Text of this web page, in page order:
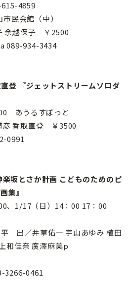
4859
民会館（中）
余越保子 ￥2500
089-934-3434
登 『ジェットストリームソロダ
あうるすぽっと
彦 香取直登 ￥3500
0991
坂とさか計画 こどものためのピ
集』
、1/17（日）14：00 17：00
出／井草佑一 宇山あゆみ 植田
和佳奈 廣澤麻美p
3266-0461